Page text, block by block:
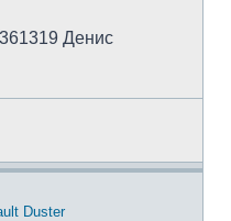
Денис
Duster